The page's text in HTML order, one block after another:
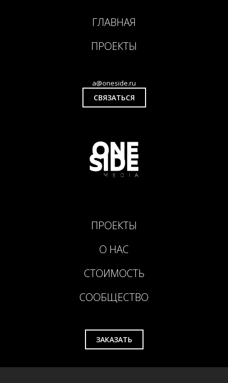
ГЛАВНАЯ
ПРОЕКТЫ
a@oneside.ru
СВЯЗАТЬСЯ
ПРОЕКТЫ
О НАС
СТОИМОСТЬ
СООБЩЕСТВО
ЗАКАЗАТЬ